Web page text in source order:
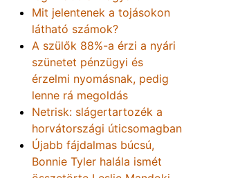
Mit jelentenek a tojásokon
látható számok?
A szülők 88%-a érzi a nyári
szünetet pénzügyi és
érzelmi nyomásnak, pedig
lenne rá megoldás
Netrisk: slágertartozék a
horvátországi úticsomagban
Újabb fájdalmas búcsú,
Bonnie Tyler halála ismét